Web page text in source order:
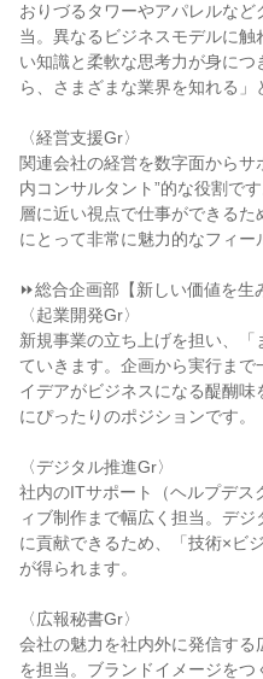
おりづるタワーやアパレルな
当。異なるビジネスモデルに
い知識と柔軟な思考力が身に
ら、さまざまな業界を知れる」
〈経営支援Gr〉
関連会社の経営を数字面からサ
内コンサルタント”的な役割で
層に近い視点で仕事ができる
にとって非常に魅力的なフィー
⏩総合企画部【新しい価値を生
〈起業開発Gr〉
新規事業の立ち上げを担い、
ていきます。企画から実行ま
イデアがビジネスになる醍醐
にぴったりのポジションです。
〈デジタル推進Gr〉
社内のITサポート（ヘルプデス
ィブ制作まで幅広く担当。デ
に貢献できるため、「技術×ビ
が得られます。
〈広報秘書Gr〉
会社の魅力を社内外に発信す
を担当。ブランドイメージを